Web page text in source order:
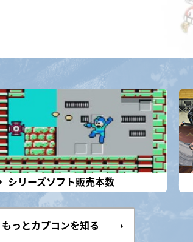
シリーズソフト販売本数
もっとカプコンを知る